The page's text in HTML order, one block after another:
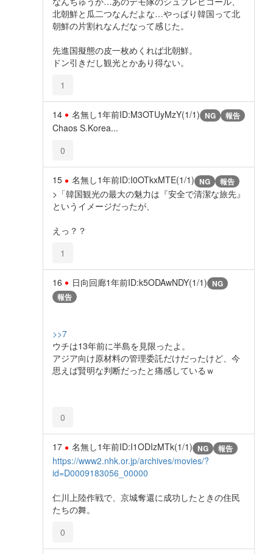
北朝鮮と瓜二つなんだよな…やっぱり韓国って北
朝鮮の片割れなんだなって感じた。
先進国擬態の皮一枚めくれば北朝鮮。
ドン引きだし観光とかあり得ない。
1
14 名無し1年前ID:M3OTUyMzY(1/1) NG 報告
Chaos S.Korea...
0
15 名無し1年前ID:I0OTkxMTE(1/1) NG 報告
>「韓国観光の最大の魅力は『安全で清潔な旅先』
というイメージだったが、
えっ？？
1
16 日向回廊1年前ID:k5ODAwNDY(1/1) NG
報告
>>7
ウチは13年前に半島を見限ったよ。
アジア向け原材料の管理委託だけだったけど、今
思えば賢明な判断だったと痛感しているｗ
0
17 名無し1年前ID:I1ODIzMTk(1/1) NG 報告
https://www2.nhk.or.jp/archives/movies/?
id=D0009183056_00000
仁川上陸作戦で、京城奪還に成功したときの住民
たちの舞。
0